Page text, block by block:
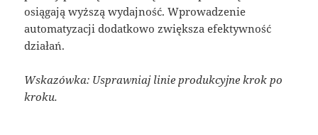
osiągają wyższą wydajność. Wprowadzenie
automatyzacji dodatkowo zwiększa efektywność
działań.
Wskazówka: Usprawniaj linie produkcyjne krok po
kroku.